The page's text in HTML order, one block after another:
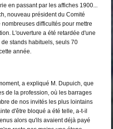
en passant par les affiches 1900...
nouveau président du Comité
difficultés pour mettre
L'ouverture a été retardée d'une
stands habituels, seuls 70
année.
a expliqué M. Dupuich, que
de la profession, où les barrages
de nos invités les plus lointains
d'être bloqué a été telle, a-t-il
alors qu'ils avaient déjà payé